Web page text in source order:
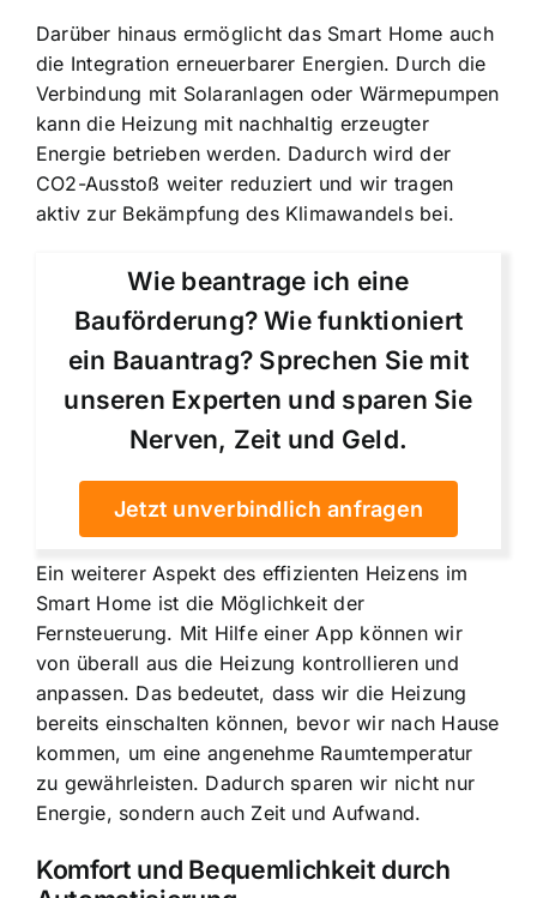
Darüber hinaus ermöglicht das Smart Home auch
die Integration erneuerbarer Energien. Durch die
Verbindung mit Solaranlagen oder Wärmepumpen
kann die Heizung mit nachhaltig erzeugter
Energie betrieben werden. Dadurch wird der
CO2-Ausstoß weiter reduziert und wir tragen
aktiv zur Bekämpfung des Klimawandels bei.
Wie beantrage ich eine
Bauförderung? Wie funktioniert
ein Bauantrag? Sprechen Sie mit
unseren Experten und sparen Sie
Nerven, Zeit und Geld.
Jetzt unverbindlich anfragen
Ein weiterer Aspekt des effizienten Heizens im
Smart Home ist die Möglichkeit der
Fernsteuerung. Mit Hilfe einer App können wir
von überall aus die Heizung kontrollieren und
anpassen. Das bedeutet, dass wir die Heizung
bereits einschalten können, bevor wir nach Hause
kommen, um eine angenehme Raumtemperatur
zu gewährleisten. Dadurch sparen wir nicht nur
Energie, sondern auch Zeit und Aufwand.
Komfort und Bequemlichkeit durch